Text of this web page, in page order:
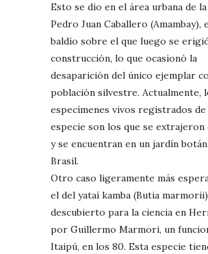
Esto se dio en el área urbana de
Pedro Juan Caballero (Amambay),
baldío sobre el que luego se
construcción, lo que ocasionó la
desaparición del único ejemplar
población silvestre. Actualmente,
especímenes vivos registrados de
especie son los que se
y se encuentran en un jardín
Brasil.
Otro caso ligeramente más
el del yataí kamba (Butia
descubierto para la ciencia en
por Guillermo Marmori, un
Itaipú, en los 80. Esta especie